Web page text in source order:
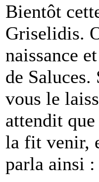
Bientôt
Griselidis.
naissance
de
vous le
attendit
la fit venir,
parla ainsi :